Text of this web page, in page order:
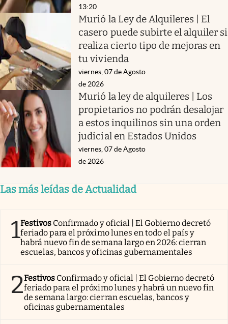
13:20
Murió la Ley de Alquileres | El
casero puede subirte el alquiler si
realiza cierto tipo de mejoras en
tu vivienda
viernes, 07 de Agosto
de 2026
Murió la ley de alquileres | Los
propietarios no podrán desalojar
a estos inquilinos sin una orden
judicial en Estados Unidos
viernes, 07 de Agosto
de 2026
Las más leídas de Actualidad
1Festivos Confirmado y oficial | El Gobierno decretó
feriado para el próximo lunes en todo el país y
habrá nuevo fin de semana largo en 2026: cierran
escuelas, bancos y oficinas gubernamentales
2Festivos Confirmado y oficial | El Gobierno decretó
feriado para el próximo lunes y habrá un nuevo fin
de semana largo: cierran escuelas, bancos y
oficinas gubernamentales